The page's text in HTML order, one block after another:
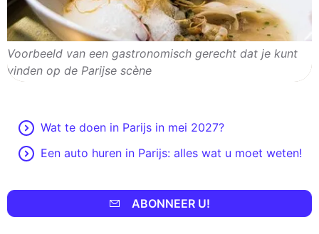
Voorbeeld van een gastronomisch gerecht dat je kunt
vinden op de Parijse scène
Wat te doen in Parijs in mei 2027?
Een auto huren in Parijs: alles wat u moet weten!
ABONNEER U!